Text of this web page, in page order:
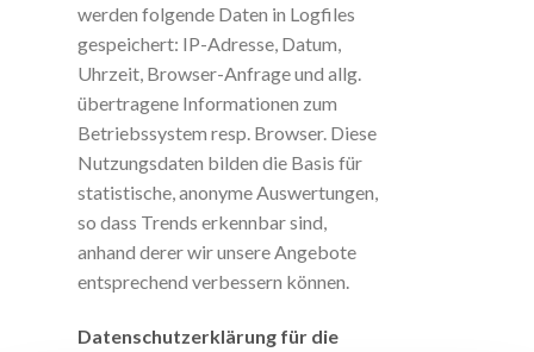
werden folgende Daten in Logfiles
gespeichert: IP-Adresse, Datum,
Uhrzeit, Browser-Anfrage und allg.
übertragene Informationen zum
Betriebssystem resp. Browser. Diese
Nutzungsdaten bilden die Basis für
statistische, anonyme Auswertungen,
so dass Trends erkennbar sind,
anhand derer wir unsere Angebote
entsprechend verbessern können.
Datenschutzerklärung für die